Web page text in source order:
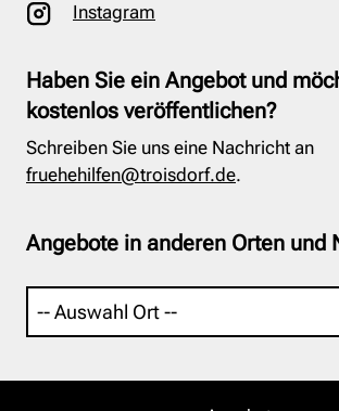
Instagram
Haben Sie ein Angebot und
kostenlos veröffentlichen?
Schreiben Sie uns eine Nachricht an
fruehehilfen@troisdorf.de.
Angebote in anderen Orten und